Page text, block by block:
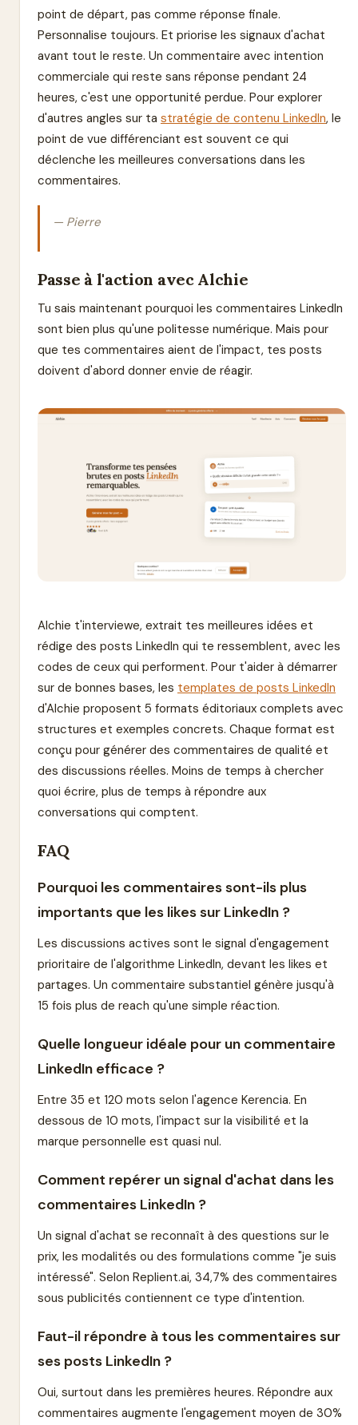
point de départ, pas comme réponse finale.
Personnalise toujours. Et priorise les signaux d'achat
avant tout le reste. Un commentaire avec intention
commerciale qui reste sans réponse pendant 24
heures, c'est une opportunité perdue. Pour explorer
d'autres angles sur ta stratégie de contenu LinkedIn, le
point de vue différenciant est souvent ce qui
déclenche les meilleures conversations dans les
commentaires.
— Pierre
Passe à l'action avec Alchie
Tu sais maintenant pourquoi les commentaires LinkedIn
sont bien plus qu'une politesse numérique. Mais pour
que tes commentaires aient de l'impact, tes posts
doivent d'abord donner envie de réagir.
Alchie t'interviewe, extrait tes meilleures idées et
rédige des posts LinkedIn qui te ressemblent, avec les
codes de ceux qui performent. Pour t'aider à démarrer
sur de bonnes bases, les templates de posts LinkedIn
d'Alchie proposent 5 formats éditoriaux complets avec
structures et exemples concrets. Chaque format est
conçu pour générer des commentaires de qualité et
des discussions réelles. Moins de temps à chercher
quoi écrire, plus de temps à répondre aux
conversations qui comptent.
FAQ
Pourquoi les commentaires sont-ils plus
importants que les likes sur LinkedIn ?
Les discussions actives sont le signal d'engagement
prioritaire de l'algorithme LinkedIn, devant les likes et
partages. Un commentaire substantiel génère jusqu'à
15 fois plus de reach qu'une simple réaction.
Quelle longueur idéale pour un commentaire
LinkedIn efficace ?
Entre 35 et 120 mots selon l'agence Kerencia. En
dessous de 10 mots, l'impact sur la visibilité et la
marque personnelle est quasi nul.
Comment repérer un signal d'achat dans les
commentaires LinkedIn ?
Un signal d'achat se reconnaît à des questions sur le
prix, les modalités ou des formulations comme "je suis
intéressé". Selon Replient.ai, 34,7% des commentaires
sous publicités contiennent ce type d'intention.
Faut-il répondre à tous les commentaires sur
ses posts LinkedIn ?
Oui, surtout dans les premières heures. Répondre aux
commentaires augmente l'engagement moyen de 30%